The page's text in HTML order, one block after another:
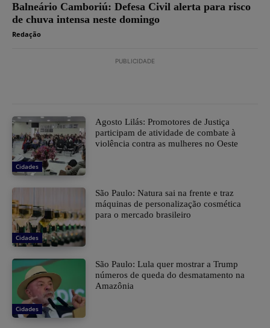
Balneário Camboriú: Defesa Civil alerta para risco
de chuva intensa neste domingo
Redação
PUBLICIDADE
Cidades
Agosto Lilás: Promotores de Justiça
participam de atividade de combate à
violência contra as mulheres no Oeste
Cidades
São Paulo: Natura sai na frente e traz
máquinas de personalização cosmética
para o mercado brasileiro
Cidades
São Paulo: Lula quer mostrar a Trump
números de queda do desmatamento na
Amazônia